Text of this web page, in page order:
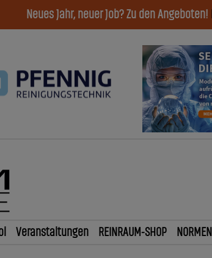
Neues Jahr, neuer Job? Zu den Angeboten!
Veranstaltungen REINRAUM-SHOP NORMEN